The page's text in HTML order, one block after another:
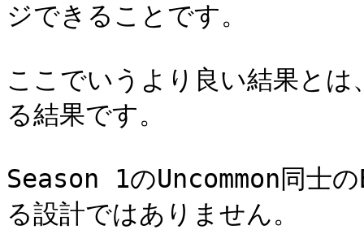
ジできることです。
ここでいうより良い結果と
る結果です。
Season 1のUncommon同士
る設計ではありません。